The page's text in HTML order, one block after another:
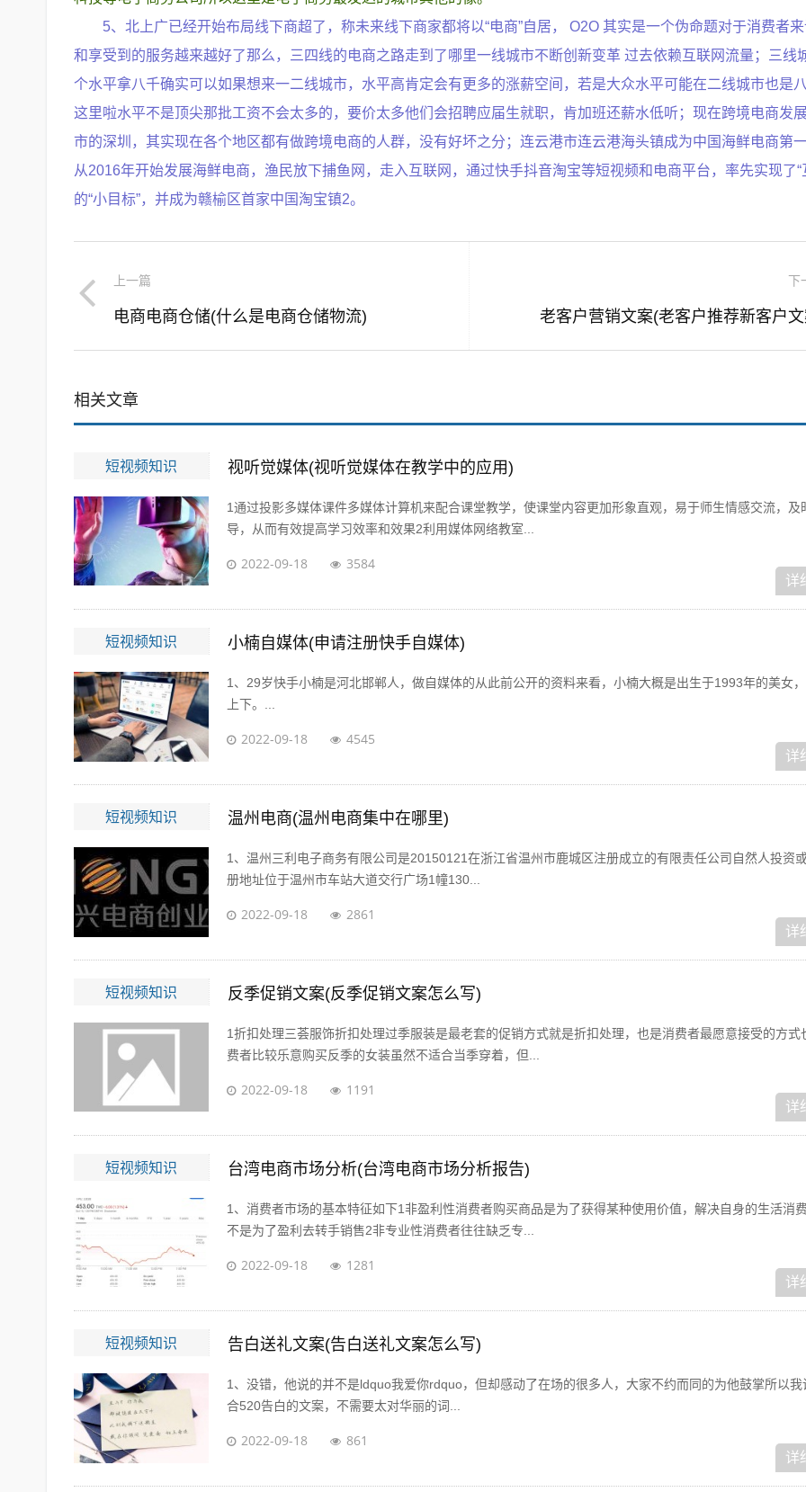
5、北上广已经开始布局线下商超了，称未来线下商家都将以“电商”自居， O2O 其实是一个伪命题对于消费者
和享受到的服务越来越好了那么，三四线的电商之路走到了哪里一线城市不断创新变革 过去依赖互联网流量；三线
个水平拿八千确实可以如果想来一二线城市，水平高肯定会有更多的涨薪空间，若是大众水平可能在二线城市也是
这里啦水平不是顶尖那批工资不会太多的，要价太多他们会招聘应届生就职，肯加班还薪水低听；现在跨境电商发
市的深圳，其实现在各个地区都有做跨境电商的人群，没有好坏之分；连云港市连云港海头镇成为中国海鲜电商第
从2016年开始发展海鲜电商，渔民放下捕鱼网，走入互联网，通过快手抖音淘宝等短视频和电商平台，率先实现了“
的“小目标”，并成为赣榆区首家中国淘宝镇2。
上一篇
电商电商仓储(什么是电商仓储物流)
下
老客户营销文案(老客户推荐新客户
相关文章
短视频知识 视听觉媒体(视听觉媒体在教学中的应用)
1通过投影多媒体课件多媒体计算机来配合课堂教学，使课堂内容更加形象直观，易于师生情感交流，及
导，从而有效提高学习效率和效果2利用媒体网络教室...
2022-09-18 3584
详
短视频知识 小楠自媒体(申请注册快手自媒体)
1、29岁快手小楠是河北邯郸人，做自媒体的从此前公开的资料来看，小楠大概是出生于1993年的美女
上下。...
2022-09-18 4545
详
短视频知识 温州电商(温州电商集中在哪里)
1、温州三利电子商务有限公司是20150121在浙江省温州市鹿城区注册成立的有限责任公司自然人投资
册地址位于温州市车站大道交行广场1幢130...
2022-09-18 2861
详
短视频知识 反季促销文案(反季促销文案怎么写)
1折扣处理三荟服饰折扣处理过季服装是最老套的促销方式就是折扣处理，也是消费者最愿意接受的方式
费者比较乐意购买反季的女装虽然不适合当季穿着，但...
2022-09-18 1191
详
短视频知识 台湾电商市场分析(台湾电商市场分析报告)
1、消费者市场的基本特征如下1非盈利性消费者购买商品是为了获得某种使用价值，解决自身的生活消
不是为了盈利去转手销售2非专业性消费者往往缺乏专...
2022-09-18 1281
详
短视频知识 告白送礼文案(告白送礼文案怎么写)
1、没错，他说的并不是ldquo我爱你rdquo，但却感动了在场的很多人，大家不约而同的为他鼓掌所以我
合520告白的文案，不需要太对华丽的词...
2022-09-18 861
详